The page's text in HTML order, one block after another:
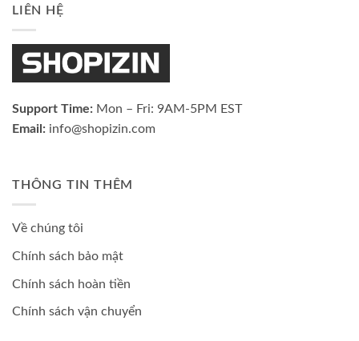
LIÊN HỆ
Support Time: Mon – Fri: 9AM-5PM EST
Email: info@shopizin.com
THÔNG TIN THÊM
Về chúng tôi
Chính sách bảo mật
Chính sách hoàn tiền
Chính sách vận chuyển